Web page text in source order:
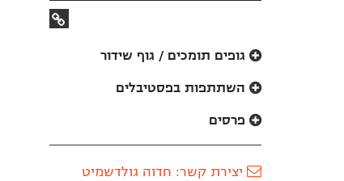
קישור
גופים תומכים / גוף שידור
השתתפות בפסטיבלים
פרסים
יצירת קשר: חדוה גולדשמיט